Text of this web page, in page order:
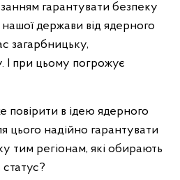
гарантувати безпеку
нашої держави від ядерного
загарбницьку,
І при цьому погрожує
повірити в ідею ядерного
цього надійно гарантувати
тим регіонам, які обирають